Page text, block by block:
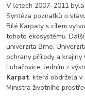
V letech 2007–2011
Syntéza poznatků o
Bílé Karpaty s cílem
tohoto ekosystému.
univerzita Brno,
ochrany přírody a krajiny
Luhačovice. Jedním z
Karpat, která obdržela
Ministra životního